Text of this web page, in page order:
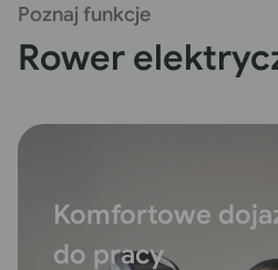
Poznaj funkcje
Rower
Komfortowe
do pracy